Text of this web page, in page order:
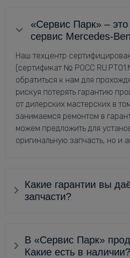
«Сервис Парк» –
сервис Mercedes-
Наш техцентр
(сертификат № РОСС
обратиться к нам для
рискуя потерять гарантию
от дилерских мастерских в
занимаемся ремонтом в
можем предложить для
оригинальную запчасть, но и
Какие гарантии вы
запчасти?
В «Сервис Парк»
Какие есть в наличии?